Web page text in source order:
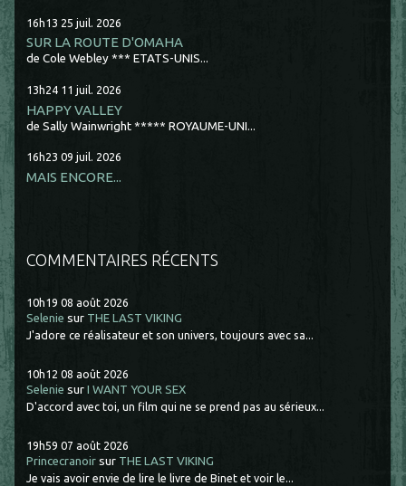
16h13 25 juil. 2026
SUR LA ROUTE D'OMAHA
de Cole Webley *** ETATS-UNIS...
13h24 11 juil. 2026
HAPPY VALLEY
de Sally Wainwright ***** ROYAUME-UNI...
16h23 09 juil. 2026
MAIS ENCORE...
COMMENTAIRES RÉCENTS
10h19 08 août 2026
Selenie sur THE LAST VIKING
J'adore ce réalisateur et son univers, toujours avec sa...
10h12 08 août 2026
Selenie surI WANT YOUR SEX
D'accord avec toi, un film qui ne se prend pas au sérieux...
19h59 07 août 2026
Princecranoir sur THE LAST VIKING
Je vais avoir envie de lire le livre de Binet et voir le...